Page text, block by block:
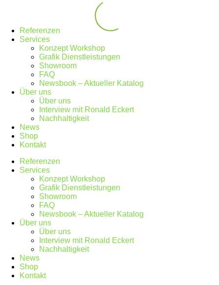
Referenzen
Services
Konzept Workshop
Grafik Dienstleistungen
Showroom
FAQ
Newsbook – Aktueller Katalog
Über uns
Über uns
Interview mit Ronald Eckert
Nachhaltigkeit
News
Shop
Kontakt
Referenzen
Services
Konzept Workshop
Grafik Dienstleistungen
Showroom
FAQ
Newsbook – Aktueller Katalog
Über uns
Über uns
Interview mit Ronald Eckert
Nachhaltigkeit
News
Shop
Kontakt